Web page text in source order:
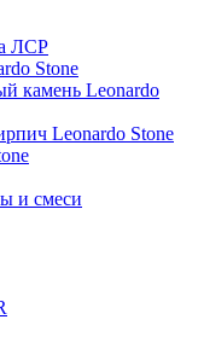
ЛСР
Stone
камень Leonardo
Leonardo Stone
и смеси